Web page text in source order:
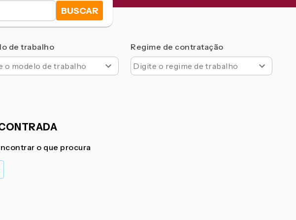
BUSCAR
de trabalho Regime de contratação
o que procura